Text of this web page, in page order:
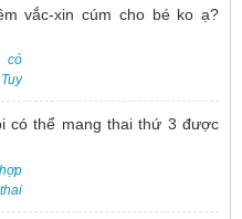
trợ
vắc-xin cúm cho bé ko ạ?
có
về
lúccó thể mang thai thứ 3 được